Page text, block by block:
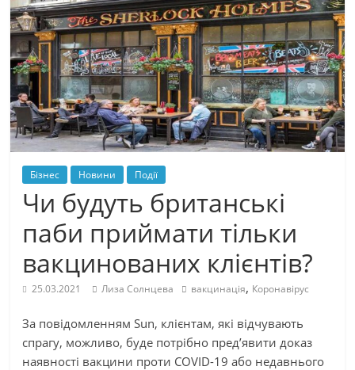
Бізнес Новини Події
Чи будуть британські
паби приймати тільки
вакцинованих клієнтів?
25.03.2021 Лиза Солнцева вакцинація, Коронавірус
За повідомленням Sun, клієнтам, які відчувають
спрагу, можливо, буде потрібно пред’явити доказ
наявності вакцини проти COVID-19 або недавнього